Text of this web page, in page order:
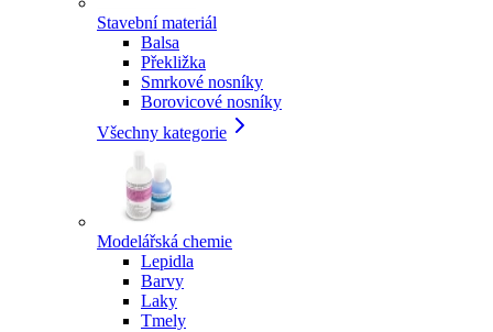
Stavební materiál
Balsa
Překližka
Smrkové nosníky
Borovicové nosníky
Všechny kategorie
Modelářská chemie
Lepidla
Barvy
Laky
Tmely